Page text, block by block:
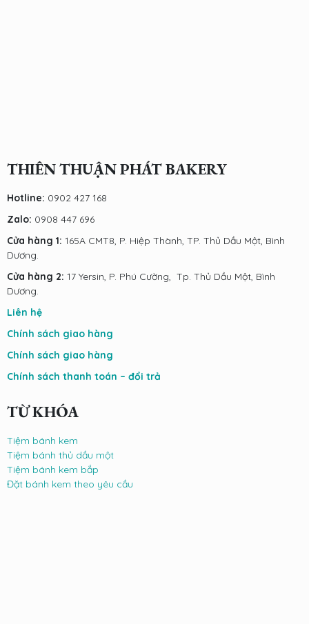
THIÊN THUẬN PHÁT BAKERY
Hotline: 0902 427 168
Zalo: 0908 447 696
Cửa hàng 1: 165A CMT8, P. Hiệp Thành, TP. Thủ Dầu Một, Bình
Dương.
Cửa hàng 2: 17 Yersin, P. Phú Cường, Tp. Thủ Dầu Một, Bình
Dương.
Liên hệ
Chính sách giao hàng
Chính sách giao hàng
Chính sách thanh toán – đổi trả
TỪ KHÓA
Tiệm bánh kem
Tiệm bánh thủ dầu một
Tiệm bánh kem bắp
Đặt bánh kem theo yêu cầu